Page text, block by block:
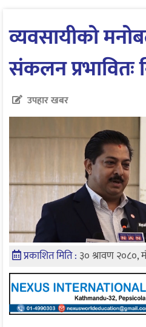
व्यवसायीको
संकलन प्रभावितः
उपहार खबर
प्रकाशित मिति : ३० श्रावण २०८०,